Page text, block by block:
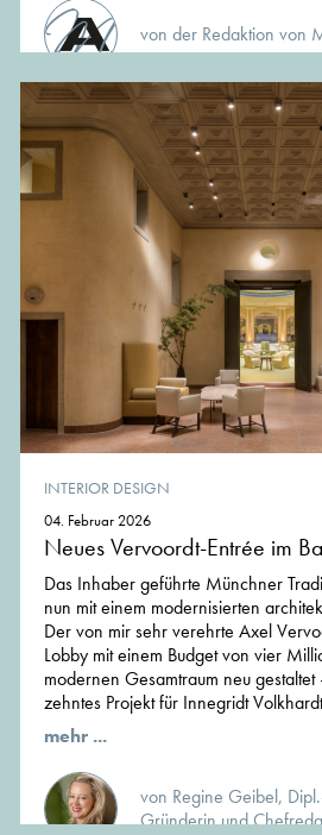
von der Redaktion von
INTERIOR DESIGN
04. Februar 2026
Neues Vervoordt-Entrée im
Das Inhaber geführte Münchner
nun mit einem modernisierten
Der von mir sehr verehrte Axel
Lobby mit einem Budget von vier
modernen Gesamtraum neu
zehntes Projekt für Innegridt
mehr ...
von Regine Geibel,
Gründerin und